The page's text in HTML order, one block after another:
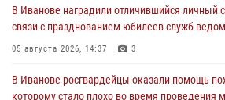
В Иванове наградили отличившийся личный
связи с празднованием юбилеев служб
05 августа 2026, 14:37 3
В Иванове росгвардейцы оказали помощь
которому стало плохо во время проведения